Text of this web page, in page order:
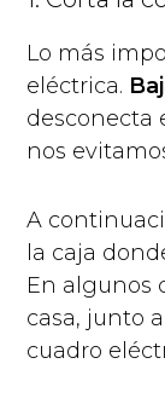
Lo más
eléctrica.
desconecta
nos
A
la caja
En algunos
casa, junto
cuadro